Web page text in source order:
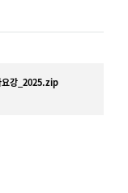
요강_2025.zip